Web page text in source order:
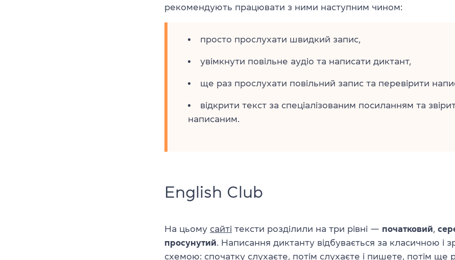
рекомендують працювати з ними наступним чином:
просто прослухати швидкий запис,
увімкнути повільне аудіо та написати диктант,
ще раз прослухати повільний запис та перевірити
відкрити текст за спеціалізованим посиланням та
написаним.
English Club
На цьому сайті тексти розділили на три рівні — початковий,
просунутий. Написання диктанту відбувається за класичною і
схемою: спочатку слухаєте, потім слухаєте і пишете, потім ще